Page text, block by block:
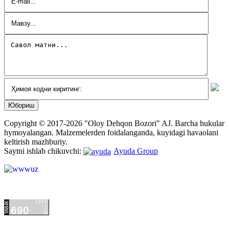
Copyright © 2017-2026 "Oloy Dehqon Bozori" AJ. Barcha hukular
hymoyalangan. Malzemelerden foidalanganda, kuyidagi havaolani
keltirish mazhburiy.
Saytni ishlab chikuvchi:
Ayuda Group